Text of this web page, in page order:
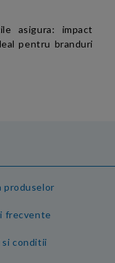
asigura: impact
pentru branduri
produselor
frecvente
si conditii